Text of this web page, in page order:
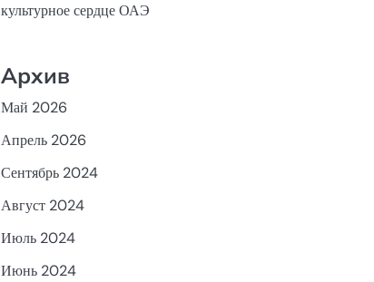
культурное сердце ОАЭ
Архив
Май 2026
Апрель 2026
Сентябрь 2024
Август 2024
Июль 2024
Июнь 2024